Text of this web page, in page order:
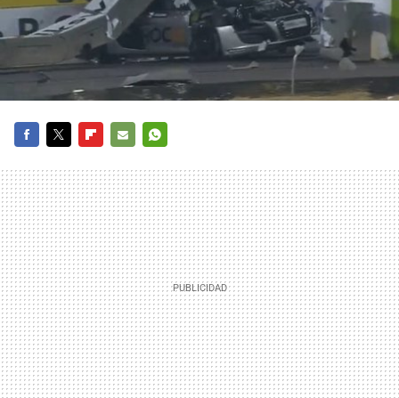
MAIL